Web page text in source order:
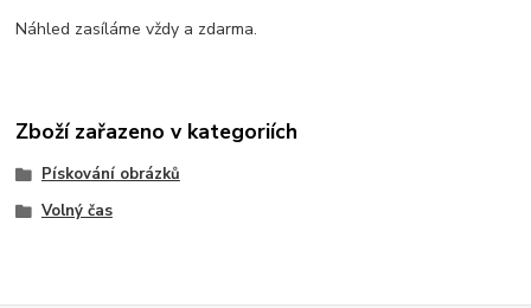
Náhled zasíláme vždy a zdarma.
Zboží zařazeno v kategoriích
Pískování obrázků
Volný čas